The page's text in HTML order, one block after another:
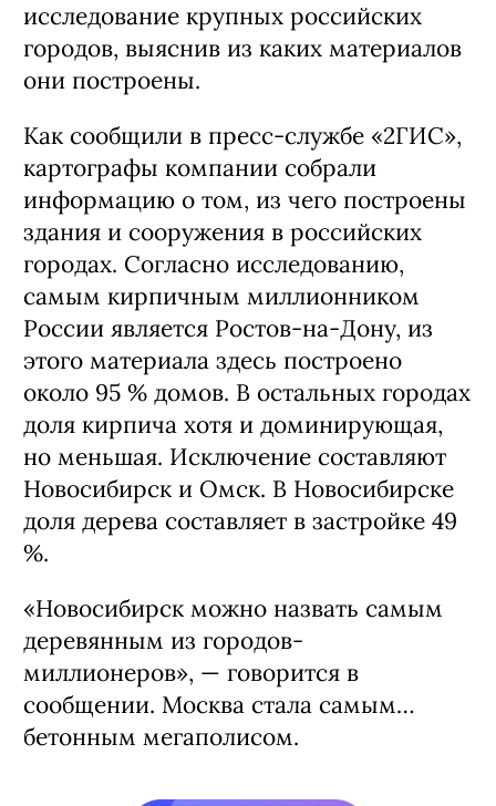
исследование крупных российских
городов, выяснив из каких материалов
они построены.
Как сообщили в пресс-службе «2ГИС»,
картографы компании собрали
информацию о том, из чего построены
здания и сооружения в российских
городах. Согласно исследованию,
самым кирпичным миллионником
России является Ростов-на-Дону, из
этого материала здесь построено
около 95 % домов. В остальных городах
доля кирпича хотя и доминирующая,
но меньшая. Исключение составляют
Новосибирск и Омск. В Новосибирске
доля дерева составляет в застройке 49
%.
«Новосибирск можно назвать самым
деревянным из городов-
миллионеров», — говорится в
сообщении. Москва стала самым…
бетонным мегаполисом.